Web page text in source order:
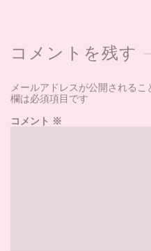
コメントを残す
メールアドレスが公開されるこ
欄は必須項目です
コメント ※